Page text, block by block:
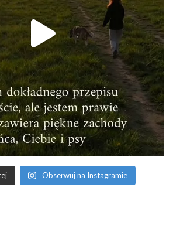
Obserwuj na Instagramie